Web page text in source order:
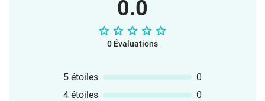
0.0
0 Évaluations
5 étoiles
0
4 étoiles
0